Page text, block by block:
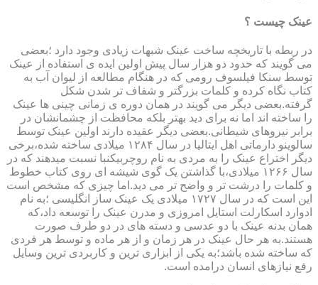
عینک چیست ؟
در ربطه با تاریخچه ساخت عینک شبهات زیادی وجود دارد ؛بعضی
می گویند که حدود دو هزار سال پیش اولین ایده ی استفاده از عینک
توسط سنکا فیلسوف رومی که در هنگام مطالعه از لیوان آب به
کتاب نگاه کرده و کلمات بزرگتر و شفاف تر شدن شکل
گرفته.بعضی دیگر می گویند در همان دوره ی زمانی چینی ها عینک
را ساخته اند اما نه برای دید بهتر بلکه محافظت از چشمانشان در
برابر نیروهای شیطانی.بعضی دیگر عقیده دارند اولین عینک توسط
سالوینو دارماتی اهل ایتالیا در سال ۱۲۸۴ میلادی ساخته شده،برخی
دیگر اختراع عینک را به مردی به نام روچربیکنبا نسبت میدهند که در
سال ۱۲۶۶ میلادی،با گذاشتن یک گوی شیشه ای روی کتاب خطوط
و کلمات را درشت تر و واضح تر می دید.اما چیزی که مشخص است
این است که در سال ۱۷۲۷ میلادی یک عینک ساز انگلیسی ؛به نام
ادوارد اسکارلت استایل امروزی و مدرن عینک را توسعه داد،که
همان بدنه عینک با دو عدسی و دسته های در دو طرف صورت
هستند.به هر حال عینک در هر زمان و از هر ماده و توسط هر فردی
که ساخته شده باشد؛به یکی از ابزاری ترین و کاربردی ترین وسایل
رفع نیازهای انسان درامده است.